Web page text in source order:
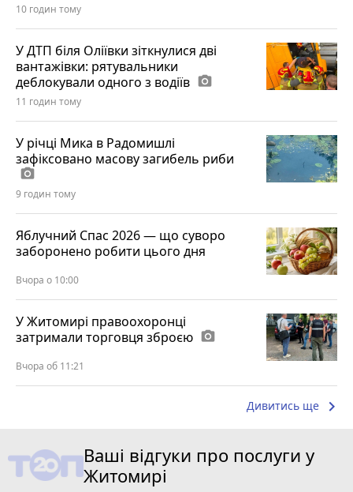
10 годин тому
У ДТП біля Оліївки зіткнулися дві
вантажівки: рятувальники
деблокували одного з водіїв photo_camera
11 годин тому
У річці Мика в Радомишлі
зафіксовано масову загибель риби
photo_camera
9 годин тому
Яблучний Спас 2026 — що суворо
заборонено робити цього дня
Вчора о 10:00
У Житомирі правоохоронці
затримали торговця зброєю photo_camera
Вчора об 11:21
Дивитись ще keyboard_arrow_right
Ваші відгуки про послуги у
Житомирі